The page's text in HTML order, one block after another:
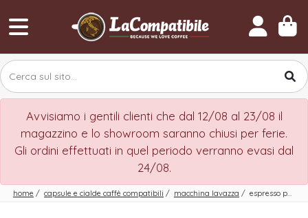
Avvisiamo i gentili clienti che dal 12/08 al 23/08 il
magazzino e lo showroom saranno chiusi per ferie.
Gli ordini effettuati in quel periodo verranno evasi dal
24/08.
home / capsule e cialde caffè compatibili / macchina lavazza / espresso point el 3200